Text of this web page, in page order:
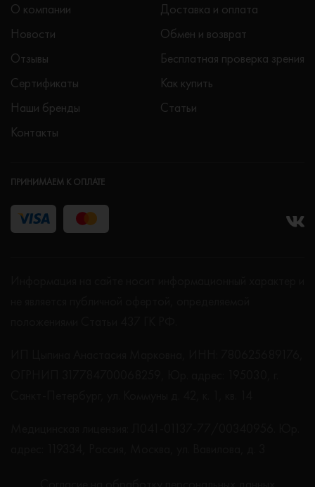
О компании
Новости
Отзывы
Сертификаты
Наши бренды
Контакты
Доставка и оплата
Обмен и возврат
Бесплатная проверка зрения
Как купить
Статьи
ПРИНИМАЕМ К ОПЛАТЕ